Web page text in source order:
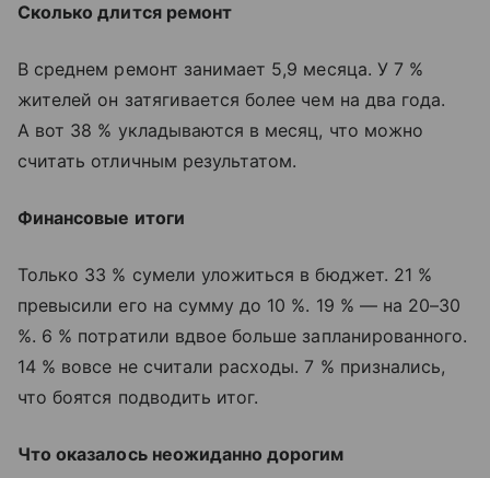
Сколько длится ремонт
В среднем ремонт занимает 5,9 месяца. У 7 %
жителей он затягивается более чем на два года.
А вот 38 % укладываются в месяц, что можно
считать отличным результатом.
Финансовые итоги
Только 33 % сумели уложиться в бюджет. 21 %
превысили его на сумму до 10 %. 19 % — на 20–30
%. 6 % потратили вдвое больше запланированного.
14 % вовсе не считали расходы. 7 % признались,
что боятся подводить итог.
Что оказалось неожиданно дорогим